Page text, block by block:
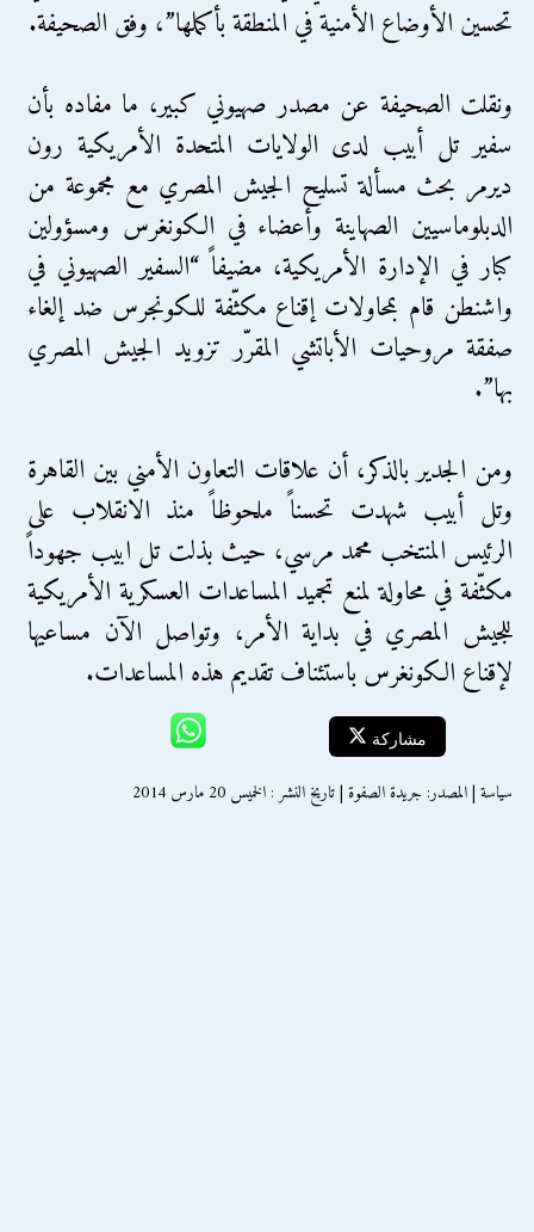
تحسين الأوضاع الأمنية في المنطقة بأكملها”، وفق الصحيفة.
ونقلت الصحيفة عن مصدر صهيوني كبير، ما مفاده بأن
سفير تل أبيب لدى الولايات المتحدة الأمريكية رون
ديرمر بحث مسألة تسليح الجيش المصري مع مجموعة من
الدبلوماسيين الصهاينة وأعضاء في الكونغرس ومسؤولين
كبار في الإدارة الأمريكية، مضيفاً “السفير الصهيوني في
واشنطن قام بمحاولات إقناع مكثّفة للكونجرس ضد إلغاء
صفقة مروحيات الأباتشي المقرّر تزويد الجيش المصري
بها”.
ومن الجدير بالذكر، أن علاقات التعاون الأمني بين القاهرة
وتل أبيب شهدت تحسناً ملحوظاً منذ الانقلاب على
الرئيس المنتخب محمد مرسي، حيث بذلت تل ابيب جهوداً
مكثّفة في محاولة لمنع تجميد المساعدات العسكرية الأمريكية
للجيش المصري في بداية الأمر، وتواصل الآن مساعيها
لإقناع الكونغرس باستئناف تقديم هذه المساعدات.
مشاركة
سياسة | المصدر: جريدة الصفوة | تاريخ النشر : الخميس 20 مارس 2014